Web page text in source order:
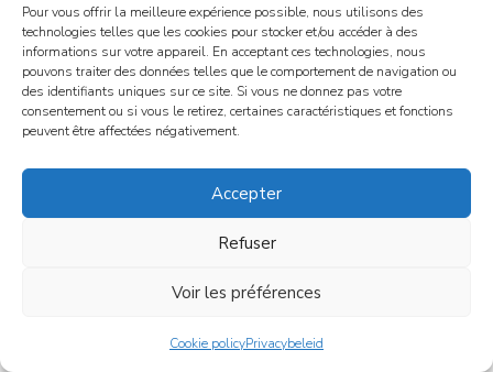
Pour vous offrir la meilleure expérience possible, nous utilisons des
technologies telles que les cookies pour stocker et/ou accéder à des
informations sur votre appareil. En acceptant ces technologies, nous
pouvons traiter des données telles que le comportement de navigation ou
des identifiants uniques sur ce site. Si vous ne donnez pas votre
consentement ou si vous le retirez, certaines caractéristiques et fonctions
peuvent être affectées négativement.
Accepter
Refuser
Voir les préférences
Cookie policyPrivacybeleid
constitue la
division
internationale
des soins de
santé au sein du
groupe Essec.
Essec a été élu
un prix décerné